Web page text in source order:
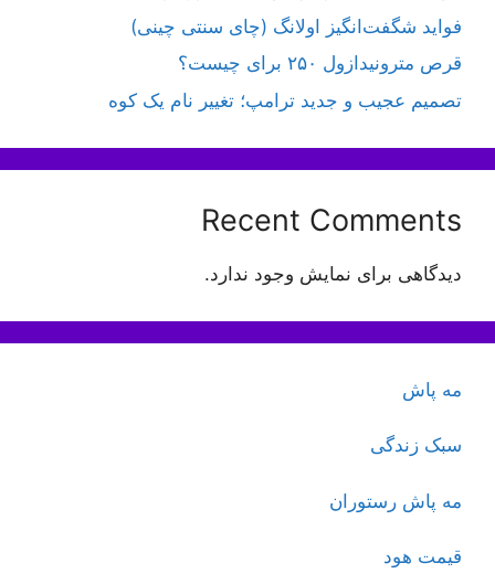
فواید شگفت‌انگیز اولانگ (چای سنتی چینی)
قرص مترونیدازول ۲۵۰ برای چیست؟
تصمیم عجیب و جدید ترامپ؛ تغییر نام یک کوه
Recent Comments
دیدگاهی برای نمایش وجود ندارد.
مه پاش
سبک زندگی
مه پاش رستوران
قیمت هود